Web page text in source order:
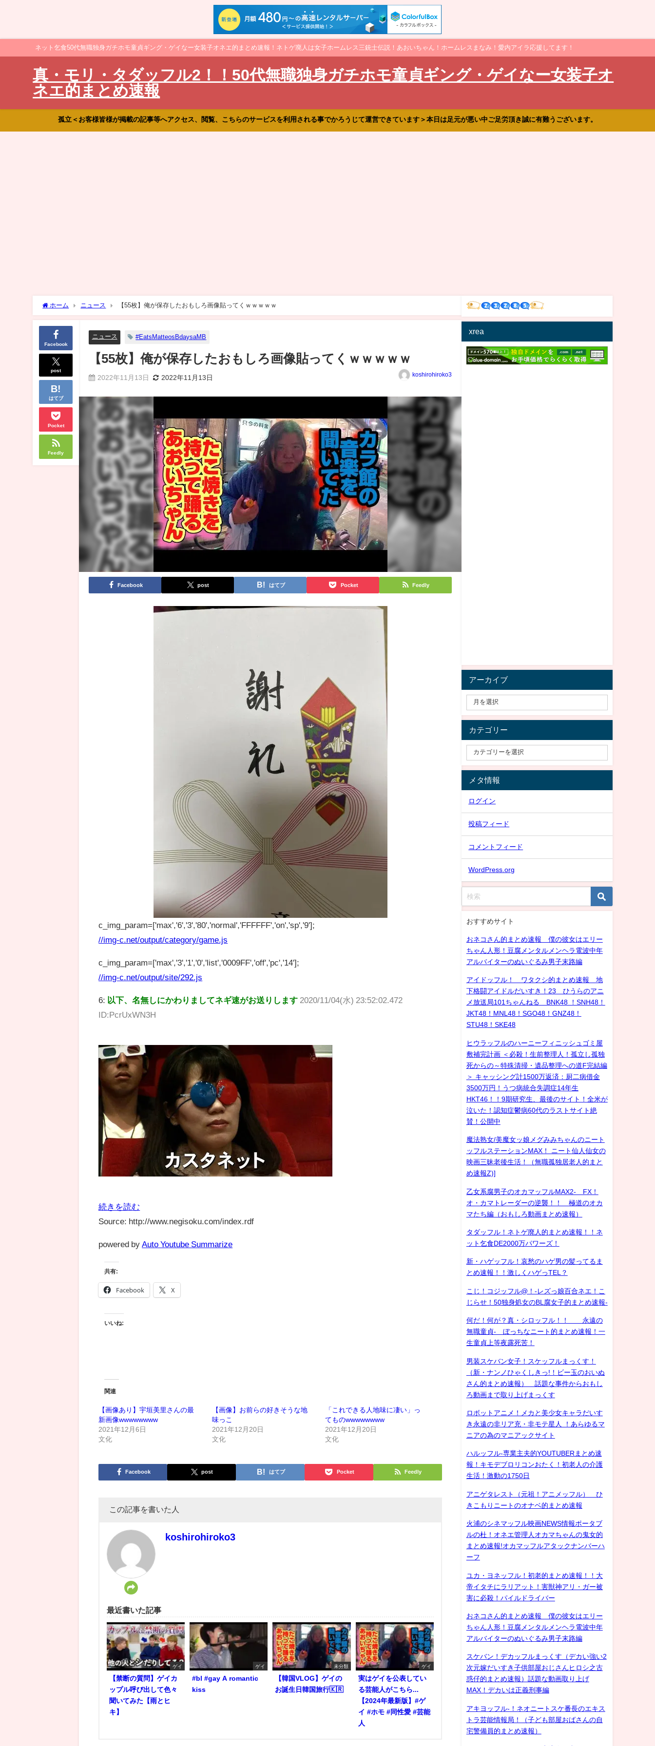
ネット乞食50代無職独身ガチホモ童貞ギング・ゲイなー女装子オネエ的まとめ速報！ネトゲ廃人は女子ホームレス三銃士伝説！あおいちゃん！ホームレスまなみ！愛内アイラ応援してます！
真・モリ・タダッフル2！！50代無職独身ガチホモ童貞ギング・ゲイなー女装子オ
ネエ的まとめ速報
孤立＜お客様皆様が掲載の記事等へアクセス、閲覧、こちらのサービスを利用される事でかろうじて運営できています＞本日は足元が悪い中ご足労頂き誠に有難うございます。
ホーム ニュース 【55枚】俺が保存したおもしろ画像貼ってくｗｗｗｗｗ
Facebook
post
はてブ
Pocket
Feedly
ニュース #EatsMatteosBdaysaMB
【55枚】俺が保存したおもしろ画像貼ってくｗｗｗｗｗ
2022年11月13日 2022年11月13日 koshirohiroko3
Facebook post はてブ Pocket Feedly
c_img_param=['max','6','3','80','normal','FFFFFF','on','sp','9'];
//img-c.net/output/category/game.js
c_img_param=['max','3','1','0','list','0009FF','off','pc','14'];
//img-c.net/output/site/292.js
6: 以下、名無しにかわりましてネギ速がお送りします 2020/11/04(水) 23:52:02.472
ID:PcrUxWN3H
続きを読む
Source: http://www.negisoku.com/index.rdf
powered by Auto Youtube Summarize
共有:
Facebook X
いいね:
関連
【画像あり】宇垣美里さんの最
新画像wwwwwwww
2021年12月6日
文化
【画像】お前らの好きそうな地
味っこ
2021年12月20日
文化
「これできる人地味に凄い」っ
てものwwwwwwww
2021年12月20日
文化
Facebook post はてブ Pocket Feedly
この記事を書いた人
koshirohiroko3
最近書いた記事
ゲイ
【禁断の質問】ゲイカ
ップル呼び出して色々
聞いてみた【雨とヒ
キ】
ゲイ
#bl #gay A romantic
kiss
未分類
【韓国VLOG】ゲイの
お誕生日韓国旅行🇰🇷
ゲイ
実はゲイを公表してい
る芸能人がこちら...
【2024年最新版】#ゲ
イ #ホモ #同性愛 #芸能
人
xrea
アーカイブ
カテゴリー
メタ情報
ログイン
投稿フィード
コメントフィード
WordPress.org
おすすめサイト
おネコさん的まとめ速報 僕の彼女はエリー
ちゃん人形！豆腐メンタルメンヘラ電波中年
アルバイターのぬいぐるみ男子末路編
アイドッフル！ ワタクシ的まとめ速報 地
下格闘アイドルだいすき！23 ひうらのアニ
メ放送局101ちゃんねる BNK48 ！SNH48！
JKT48！MNL48！SGO48！GNZ48！
STU48！SKE48
ヒウラッフルのハーニーフィニッシュゴミ屋
敷補完計画 ＜必殺！生前整理人！孤立し孤独
死からの～特殊清掃・遺品整理への道F完結編
＞ キャッシング計1500万返済：厨二病借金
3500万円！うつ病統合失調症14年生
HKT46！！9期研究生、最後のサイト！全米が
泣いた！認知症鬱病60代のラストサイト絶
賛！公開中
魔法熟女/美魔女ッ娘メグみみちゃんのニート
ッフルステーションMAX！ ニート仙人仙女の
映画三昧老後生活！（無職孤独居老人的まと
め速報Z)]
乙女系腐男子のオカマッフルMAX2- FX！
オ・カマトレーダーの逆襲！！ 極道のオカ
マたち編（おもしろ動画まとめ速報）
タダッフル！ネトゲ廃人的まとめ速報！！ネ
ット乞食DE2000万パワーズ！
新・ハゲッフル！哀愁のハゲ男の髪ってるま
とめ速報！！激しくハゲっTEL？
こじ！コジッフル@！-レズっ娘百合ネエ！こ
じらせ！50独身処女のBL腐女子的まとめ速報-
何だ！何が？真・シロッフル！！ 永遠の
無職童貞- ぼっちなニート的まとめ速報！一
生童貞上等夜露死苦！
男装スケバン女子！スケッフルまっくす！
（新・ナンノひゃくしきっ!！ビー玉のおいぬ
さん的まとめ速報） 話題な事件からおもし
ろ動画まで取り上げまっくす
ロボットアニメ！メカと美少女キャラだいす
き永遠の非リア充・非モテ星人 ！あらゆるマ
ニアの為のマニアックサイト
ハルッフル-専業主夫的YOUTUBERまとめ速
報！キモデブロリコンおたく！初老人の介護
生活！激動の1750日
アニゲタレスト（元祖！アニメッフル） ひ
きこもりニートのオナベ的まとめ速報
火浦のシネマッフル映画NEWS情報ポータブ
ルの杜！オネエ管理人オカマちゃんの鬼女的
まとめ速報!オカマッフルアタックナンバーハ
ーフ
ユカ・ヨネッフル！初老的まとめ速報！！大
帝イタチにラリアット！害獣神アリ・ガー被
害に必殺！パイルドライバー
おネコさん的まとめ速報 僕の彼女はエリー
ちゃん人形！豆腐メンタルメンヘラ電波中年
アルバイターのぬいぐるみ男子末路編
スケバン！デカッフルまっくす（デカい強い2
次元嫁だいすき子供部屋おじさんヒロシ之古
惑仔的まとめ速報）話題な動画取り上げ
MAX！デカいは正義刑事編
アキヨッフル-！ネオニートスケ番長のエキス
トラ芸能情報局！（子ども部屋おばさんの自
宅警備員的まとめ速報）